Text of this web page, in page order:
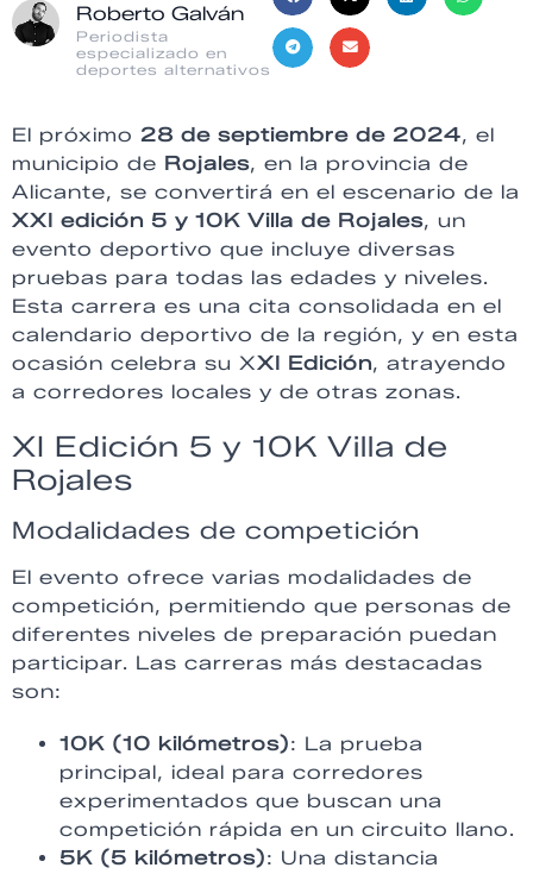
Roberto Galván
Periodista
especializado en
deportes alternativos
El próximo 28 de septiembre de 2024, el
municipio de Rojales, en la provincia de
Alicante, se convertirá en el escenario de la
XXI edición 5 y 10K Villa de Rojales, un
evento deportivo que incluye diversas
pruebas para todas las edades y niveles.
Esta carrera es una cita consolidada en el
calendario deportivo de la región, y en esta
ocasión celebra su XXI Edición, atrayendo
a corredores locales y de otras zonas.
XI Edición 5 y 10K Villa de
Rojales
Modalidades de competición
El evento ofrece varias modalidades de
competición, permitiendo que personas de
diferentes niveles de preparación puedan
participar. Las carreras más destacadas
son:
10K (10 kilómetros): La prueba
principal, ideal para corredores
experimentados que buscan una
competición rápida en un circuito llano.
5K (5 kilómetros): Una distancia